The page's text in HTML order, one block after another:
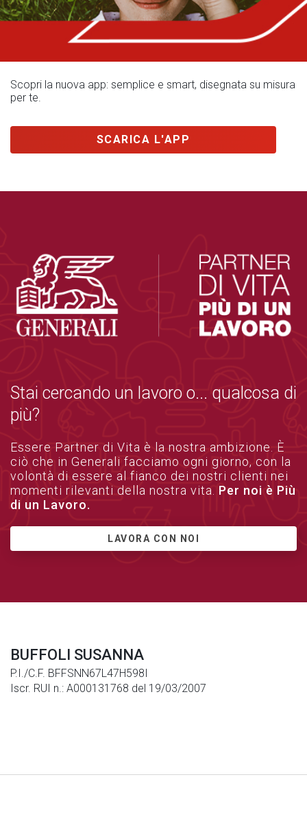
Scopri la nuova app: semplice e smart, disegnata su misura
per te.
SCARICA L'APP
Stai cercando un lavoro o... qualcosa di
più?
Essere Partner di Vita è la nostra ambizione. È
ciò che in Generali facciamo ogni giorno, con la
volontà di essere al fianco dei nostri clienti nei
momenti rilevanti della nostra vita. Per noi è Più
di un Lavoro.
LAVORA CON NOI
BUFFOLI SUSANNA
P.I./C.F. BFFSNN67L47H598I
Iscr. RUI n.: A000131768 del 19/03/2007